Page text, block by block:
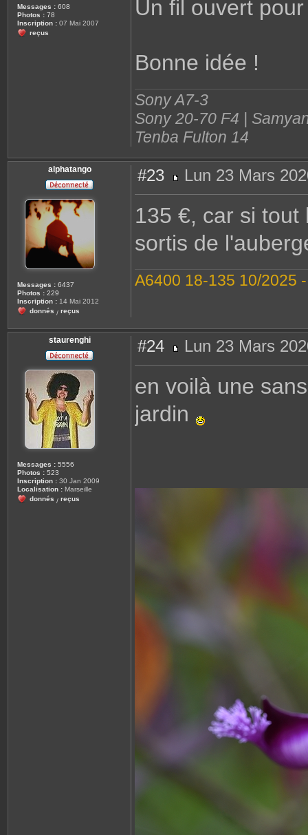
Messages : 608
Photos : 78
Inscription : 07 Mai 2007
reçus
Un fil ouvert
Bonne idée !
Sony A7-3
Sony 20-70 F4 |
Tenba Fulton 14
alphatango
Messages : 6437
Photos : 229
Inscription : 14 Mai 2012
donnés / reçus
#23
e
s
a
Lun 23 Mars
135 €, car si
sortis de
A6400 18-135 10/2025
staurenghi
Messages : 5556
Photos : 523
Inscription : 30 Jan 2009
Localisation : Marseille
donnés / reçus
#24
e
a
Lun 23 Mars
en voilà une
jardin